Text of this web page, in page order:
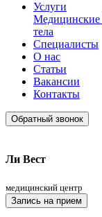
Услуги
Медицинские
тела
Специалисты
О нас
Статьи
Вакансии
Контакты
Обратный звонок
Ли Вест
медицинский центр
Запись на прием